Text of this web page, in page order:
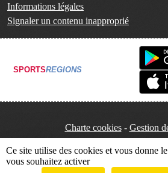
Informations légales
Signaler un contenu inapproprié
SPORTSREGIONS
Charte cookies Gestion
Ce site utilise des cookies et vous donne
vous souhaitez activer